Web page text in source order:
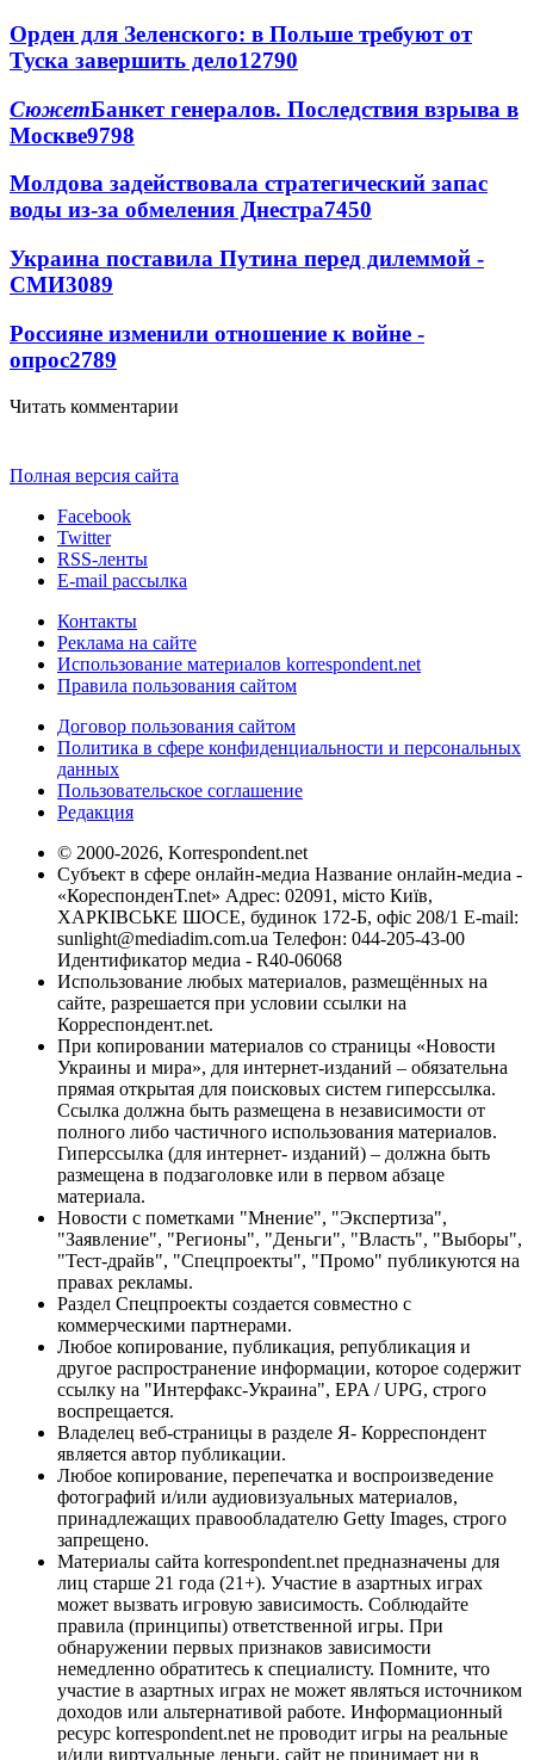
Орден для Зеленского: в Польше требуют от
Туска завершить дело12790
СюжетБанкет генералов. Последствия взрыва в
Москве9798
Молдова задействовала стратегический запас
воды из-за обмеления Днестра7450
Украина поставила Путина перед дилеммой -
СМИ3089
Россияне изменили отношение к войне -
опрос2789
Читать комментарии
Полная версия сайта
Facebook
Twitter
RSS-ленты
E-mail рассылка
Контакты
Реклама на сайте
Использование материалов korrespondent.net
Правила пользования сайтом
Договор пользования сайтом
Политика в сфере конфиденциальности и персональных
данных
Пользовательское соглашение
Редакция
© 2000-2026, Korrespondent.net
Субъект в сфере онлайн-медиа Название онлайн-медиа -
«КореспонденТ.net» Адрес: 02091, місто Київ,
ХАРКІВСЬКЕ ШОСЕ, будинок 172-Б, офіс 208/1 E-mail:
sunlight@mediadim.com.ua Телефон: 044-205-43-00
Идентификатор медиа - R40-06068
Использование любых материалов, размещённых на
сайте, разрешается при условии ссылки на
Корреспондент.net.
При копировании материалов со страницы «Новости
Украины и мира», для интернет-изданий – обязательна
прямая открытая для поисковых систем гиперссылка.
Ссылка должна быть размещена в независимости от
полного либо частичного использования материалов.
Гиперссылка (для интернет- изданий) – должна быть
размещена в подзаголовке или в первом абзаце
материала.
Новости с пометками "Мнение", "Экспертиза",
"Заявление", "Регионы", "Деньги", "Власть", "Выборы",
"Тест-драйв", "Спецпроекты", "Промо" публикуются на
правах рекламы.
Раздел Спецпроекты создается совместно с
коммерческими партнерами.
Любое копирование, публикация, републикация и
другое распространение информации, которое содержит
ссылку на "Интерфакс-Украина", EPA / UPG, строго
воспрещается.
Владелец веб-страницы в разделе Я- Корреспондент
является автор публикации.
Любое копирование, перепечатка и воспроизведение
фотографий и/или аудиовизуальных материалов,
принадлежащих правообладателю Getty Images, строго
запрещено.
Материалы сайта korrespondent.net предназначены для
лиц старше 21 года (21+). Участие в азартных играх
может вызвать игровую зависимость. Соблюдайте
правила (принципы) ответственной игры. При
обнаружении первых признаков зависимости
немедленно обратитесь к специалисту. Помните, что
участие в азартных играх не может являться источником
доходов или альтернативой работе. Информационный
ресурс korrespondent.net не проводит игры на реальные
и/или виртуальные деньги, сайт не принимает ни в